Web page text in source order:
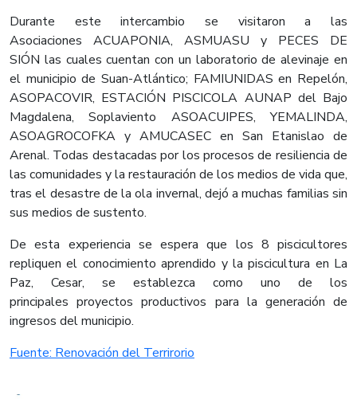
Durante este intercambio se visitaron a las
Asociaciones ACUAPONIA, ASMUASU y PECES DE
SIÓN las cuales cuentan con un laboratorio de alevinaje en
el municipio de Suan-Atlántico; FAMIUNIDAS en Repelón,
ASOPACOVIR, ESTACIÓN PISCICOLA AUNAP del Bajo
Magdalena, Soplaviento ASOACUIPES, YEMALINDA,
ASOAGROCOFKA y AMUCASEC en San Etanislao de
Arenal. Todas destacadas por los procesos de resiliencia de
las comunidades y la restauración de los medios de vida que,
tras el desastre de la ola invernal, dejó a muchas familias sin
sus medios de sustento.
De esta experiencia se espera que los 8 piscicultores
repliquen el conocimiento aprendido y la piscicultura en La
Paz, Cesar, se establezca como uno de los
principales proyectos productivos para la generación de
ingresos del municipio.
Fuente: Renovación del Terrirorio